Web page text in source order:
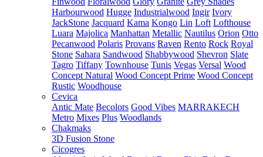
Harbourwood Hugge Industrialwood Ingir Ivory
JackStone Jacquard Kama Kongo Lin Loft Lofthouse
Luara Majolica Manhattan Metallic Nautilus Orion Otto
Pecanwood Polaris Provans Raven Rento Rock Royal
Stone Sahara Sandwood Shabbywood Shevron Slate
Tagro Tiffany Townhouse Tunis Vegas Versal Wood
Concept Natural Wood Concept Prime Wood Concept
Rustic Woodhouse
Cevica
Antic Mate Becolors Good Vibes MARRAKECH
Metro Mixes Plus Woodlands
Chakmaks
3D Fusion Stone
Cicogres